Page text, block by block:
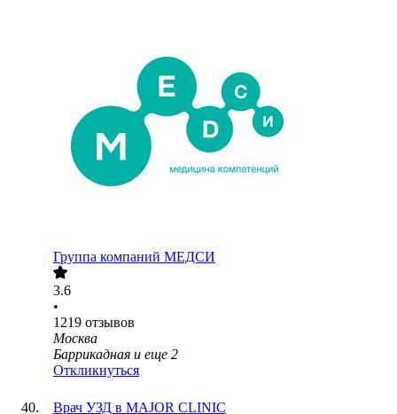
Группа компаний МЕДСИ
3.6
•
1219 отзывов
Москва
Баррикадная и еще 2
Откликнуться
Врач УЗД в MAJOR CLINIC